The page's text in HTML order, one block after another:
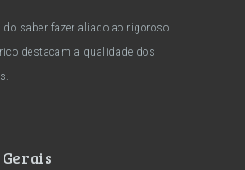
do saber fazer aliado ao rigoroso
destacam a qualidade dos